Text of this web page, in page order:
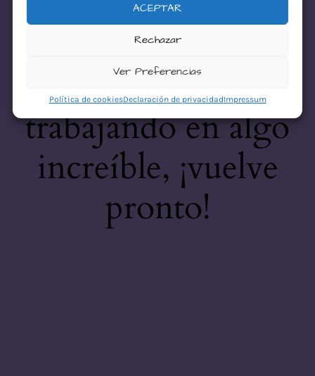
ACEPTAR
Rechazar
Ver Preferencias
Política de cookiesDeclaración de privacidadImpressum
¡Disculpa este
desastre! Estamos
trabajando en algo
increíble, ¡vuelve
pronto!